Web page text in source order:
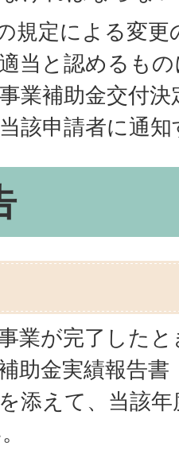
規定による変
当と認めるも
業補助金交付
該申請者に通
業が完了した
助金実績報告
添えて、当該